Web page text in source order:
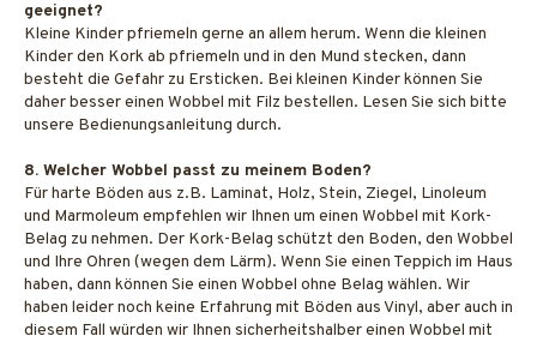
geeignet?
Kleine Kinder pfriemeln gerne an allem herum. Wenn die kleinen
Kinder den Kork ab pfriemeln und in den Mund stecken, dann
besteht die Gefahr zu Ersticken. Bei kleinen Kinder können Sie
daher besser einen Wobbel mit Filz bestellen. Lesen Sie sich bitte
unsere Bedienungsanleitung durch.
8. Welcher Wobbel passt zu meinem Boden?
Für harte Böden aus z.B. Laminat, Holz, Stein, Ziegel, Linoleum
und Marmoleum empfehlen wir Ihnen um einen Wobbel mit Kork-
Belag zu nehmen. Der Kork-Belag schützt den Boden, den Wobbel
und Ihre Ohren (wegen dem Lärm). Wenn Sie einen Teppich im Haus
haben, dann können Sie einen Wobbel ohne Belag wählen. Wir
haben leider noch keine Erfahrung mit Böden aus Vinyl, aber auch in
diesem Fall würden wir Ihnen sicherheitshalber einen Wobbel mit